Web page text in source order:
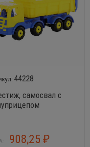
44228
самосвал с
908,25 ₽